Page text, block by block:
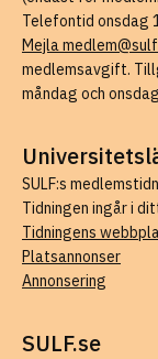
Telefontid onsdag
Mejla
medlemsavgift.
måndag och
SULF:s
Tidningen ingår i
Tidningens
Platsannonser
Annonsering
SULF.se